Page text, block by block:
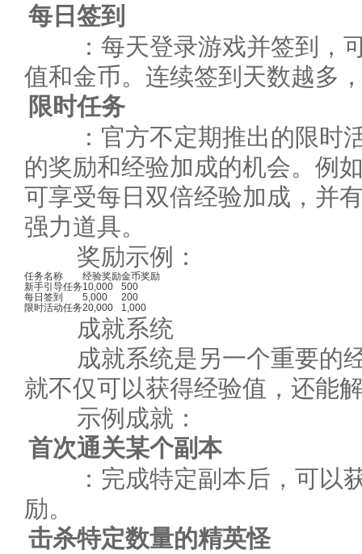
每日签到
：每天登录游戏并签到，
值和金币。连续签到天数越多
限时任务
：官方不定期推出的限时
的奖励和经验加成的机会。例
可享受每日双倍经验加成，并
强力道具。
奖励示例：
任务名称 经验奖励金币奖励
新手引导任务10,000
500
每日签到
5,000
200
限时活动任务20,000 1,000
成就系统
成就系统是另一个重要的
就不仅可以获得经验值，还能
示例成就：
首次通关某个副本
：完成特定副本后，可以
励。
击杀特定数量的精英怪